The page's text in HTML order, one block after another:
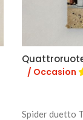
/ Occasion
Spider duetto